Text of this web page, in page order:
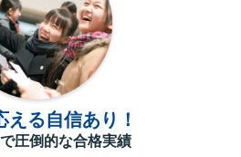
える自信あり！
圧倒的な合格実績